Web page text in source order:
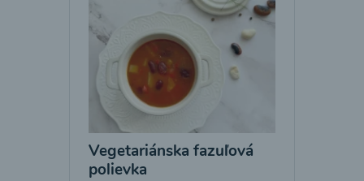
Vegetariánska fazuľová
polievka